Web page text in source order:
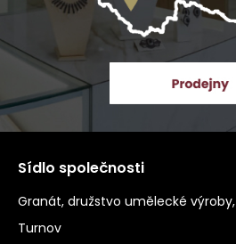
Sídlo společnosti
Granát, družstvo umělecké výroby,
Turnov